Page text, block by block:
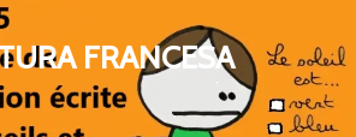
FRANCESA